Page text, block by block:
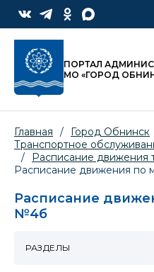
ПОРТАЛ
МО «ГОРОД
Главная / Город Обнинск
Транспортное
/
Расписание движения
Расписание движения
Расписание
№4б
РАЗДЕЛЫ